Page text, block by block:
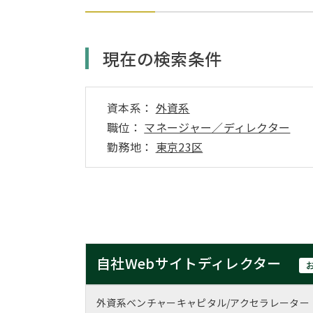
現在の検索条件
資本系： 外資系
職位： マネージャー／ディレクター
勤務地： 東京23区
自社Webサイトディレクター
外資系ベンチャーキャピタル/アクセラレーター